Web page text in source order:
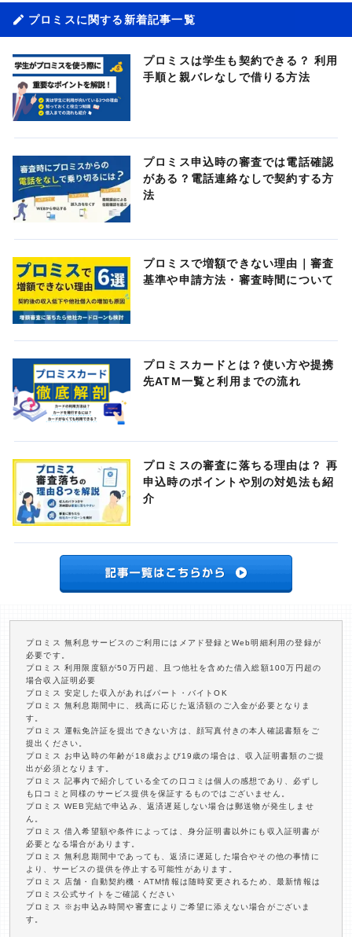
プロミスに関する新着記事一覧
プロミスは学生も契約できる？ 利用
手順と親バレなしで借りる方法
プロミス申込時の審査では電話確認
がある？電話連絡なしで契約する方
法
プロミスで増額できない理由｜審査
基準や申請方法・審査時間について
プロミスカードとは？使い方や提携
先ATM一覧と利用までの流れ
プロミスの審査に落ちる理由は？ 再
申込時のポイントや別の対処法も紹
介
プロミス 無利息サービスのご利用にはメアド登録とWeb明細利用の登録が
必要です。
プロミス 利用限度額が50万円超、且つ他社を含めた借入総額100万円超の
場合収入証明必要
プロミス 安定した収入があればパート・バイトOK
プロミス 無利息期間中に、残高に応じた返済額のご入金が必要となりま
す。
プロミス 運転免許証を提出できない方は、顔写真付きの本人確認書類をご
提出ください。
プロミス お申込時の年齢が18歳および19歳の場合は、収入証明書類のご提
出が必須となります。
プロミス 記事内で紹介している全ての口コミは個人の感想であり、必ずし
も口コミと同様のサービス提供を保証するものではございません。
プロミス WEB完結で申込み、返済遅延しない場合は郵送物が発生しませ
ん。
プロミス 借入希望額や条件によっては、身分証明書以外にも収入証明書が
必要となる場合があります。
プロミス 無利息期間中であっても、返済に遅延した場合やその他の事情に
より、サービスの提供を停止する可能性があります。
プロミス 店舗・自動契約機・ATM情報は随時変更されるため、最新情報は
プロミス公式サイトをご確認ください
プロミス ※お申込み時間や審査によりご希望に添えない場合がございま
す。